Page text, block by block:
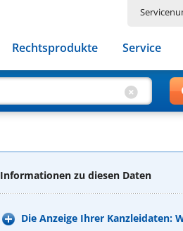
Rechtsprodukte Service
Informationen zu diesen Daten
Die Anzeige Ihrer Kanzleidaten: